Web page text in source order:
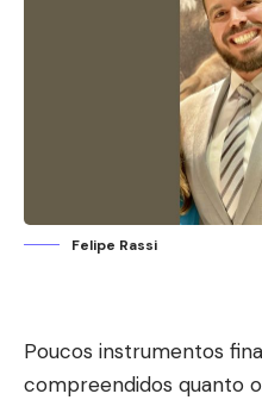
Felipe Rassi
Poucos instrumentos
compreendidos quanto